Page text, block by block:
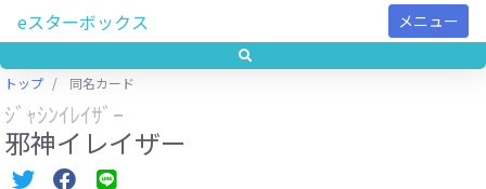
eスターボックス メニュー
トップ 同名カード
ｼﾞｬｼﾝｲﾚｲｻﾞｰ
邪神イレイザー